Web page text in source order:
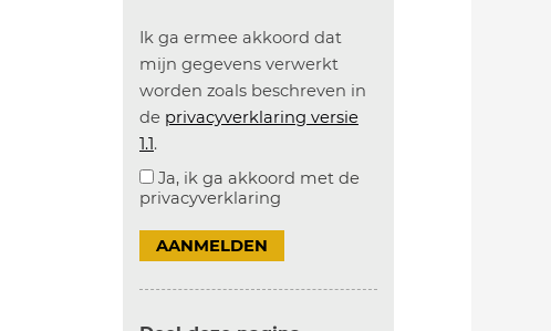
Ik ga ermee akkoord dat
mijn gegevens verwerkt
worden zoals beschreven in
de privacyverklaring versie
1.1.
Ja, ik ga akkoord met de
privacyverklaring
AANMELDEN